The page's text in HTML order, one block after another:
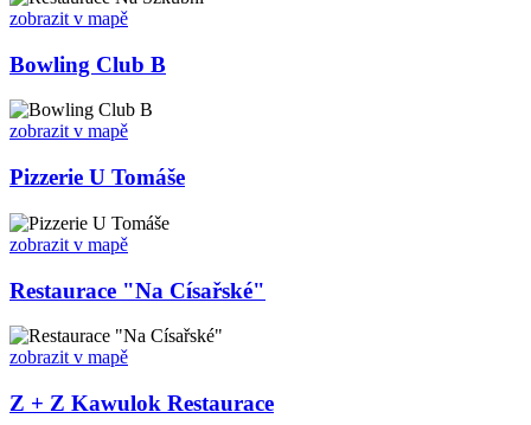
zobrazit v mapě
Bowling Club B
zobrazit v mapě
Pizzerie U Tomáše
zobrazit v mapě
Restaurace "Na Císařské"
zobrazit v mapě
Z + Z Kawulok Restaurace